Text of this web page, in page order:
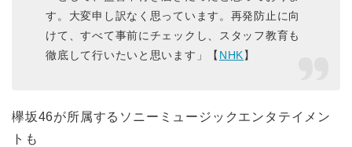
す。大変申し訳なく思っています。再発防止に向
けて、すべて事前にチェックし、スタッフ教育も
徹底して行いたいと思います」【 NHK】
欅坂46が所属するソニーミュージックエンタテイメン
トも